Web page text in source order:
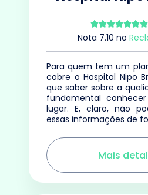
Nota 7.10 no
Para quem tem um
cobre o Hospital Nipo
que saber sobre a
fundamental
lugar. E, claro, não
essas informações de
Mais